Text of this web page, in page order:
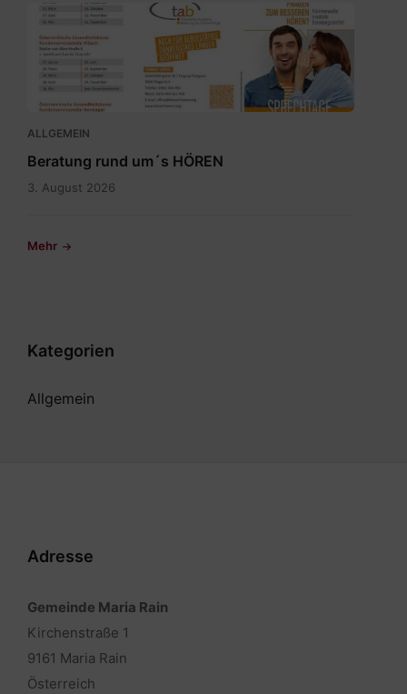
Sprechtagskalender
tab
2026
1.pdf
ALLGEMEIN
Beratung rund um´s HÖREN
3. August 2026
Mehr
Kategorien
Allgemein
Adresse
Gemeinde Maria Rain
Kirchenstraße 1
9161 Maria Rain
Österreich